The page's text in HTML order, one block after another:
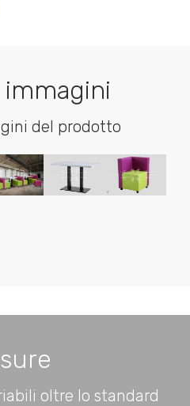
immagini
del prodotto
oltre lo standard